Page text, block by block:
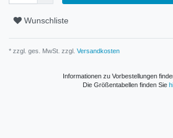
Wunschliste
* zzgl. ges. MwSt. zzgl. Versandkosten
Informationen zu Vorbestellungen
Die Größentabellen finden Sie